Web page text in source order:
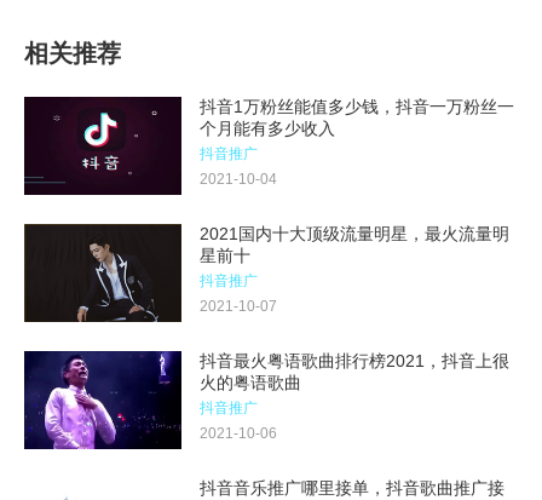
相关推荐
抖音1万粉丝能值多少钱，抖音一万粉丝一
个月能有多少收入
抖音推广
2021-10-04
2021国内十大顶级流量明星，最火流量明
星前十
抖音推广
2021-10-07
抖音最火粤语歌曲排行榜2021，抖音上很
火的粤语歌曲
抖音推广
2021-10-06
抖音音乐推广哪里接单，抖音歌曲推广接